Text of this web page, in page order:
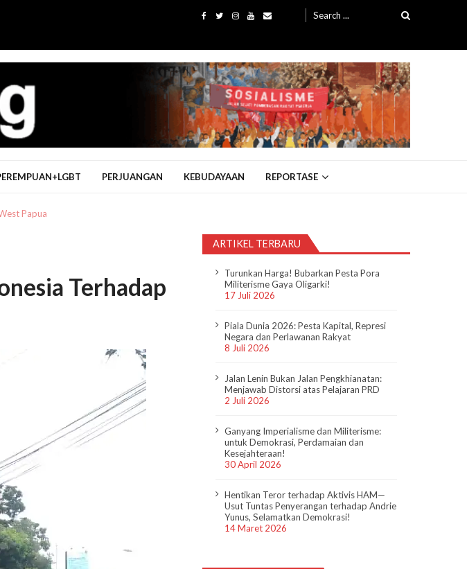
for:
PERJUANGAN KEBUDAYAAN REPORTASE
Papua
Terhadap
ARTIKEL TERBARU
Turunkan Harga! Bubarkan Pesta Pora
Militerisme Gaya Oligarki!
17 Juli 2026
Piala Dunia 2026: Pesta Kapital, Represi
Negara dan Perlawanan Rakyat
8 Juli 2026
Jalan Lenin Bukan Jalan Pengkhianatan:
Menjawab Distorsi atas Pelajaran PRD
2 Juli 2026
Ganyang Imperialisme dan Militerisme:
untuk Demokrasi, Perdamaian dan
Kesejahteraan!
30 April 2026
Hentikan Teror terhadap Aktivis HAM—
Usut Tuntas Penyerangan terhadap Andrie
Yunus, Selamatkan Demokrasi!
14 Maret 2026